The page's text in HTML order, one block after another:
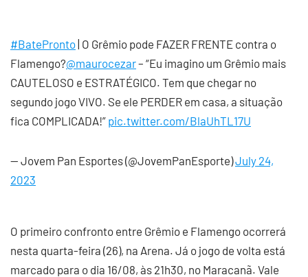
#BatePronto | O Grêmio pode FAZER FRENTE contra o
Flamengo?@maurocezar– “Eu imagino um Grêmio mais
CAUTELOSO e ESTRATÉGICO. Tem que chegar no
segundo jogo VIVO. Se ele PERDER em casa, a situação
fica COMPLICADA!” pic.twitter.com/BlaUhTL17U
— Jovem Pan Esportes (@JovemPanEsporte)July 24,
2023
O primeiro confronto entre Grêmio e Flamengo ocorrerá
nesta quarta-feira (26), na Arena. Já o jogo de volta está
marcado para o dia 16/08, às 21h30, no Maracanã. Vale